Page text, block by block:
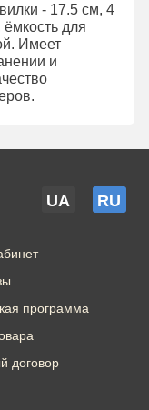
- 17.5 см, 4
для
Имеет
и
UA RU
программа
договор